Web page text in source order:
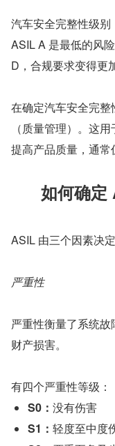
汽车安全完整性级别
ASIL A 是最低的风
D，合规要求变得更
在确定汽车安全完
（质量管理）。这
提高产品质量，通常
如何确定
ASIL 由三个因素决
严重性
严重性衡量了系统
财产损害。
有四个严重性等级：
S0： 没有伤害
S1： 轻度至中度